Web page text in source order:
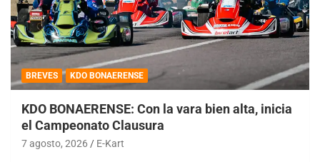
BREVES KDO BONAERENSE
KDO BONAERENSE: Con la vara bien alta, inicia
el Campeonato Clausura
7 agosto, 2026 E-Kart